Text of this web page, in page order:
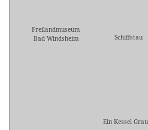
Freilandmuseum
Bad Windsheim
Schiffstau
Ein Kessel